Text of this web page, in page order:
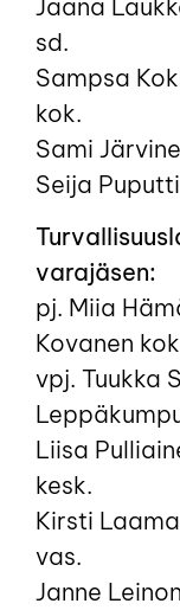
Jaana
sd.
Sampsa
kok.
Sami
Seija
varajäsen:
pj. Miia
Kovanen
vpj. Tuukka
Liisa
kesk.
Kirsti
vas.
Janne